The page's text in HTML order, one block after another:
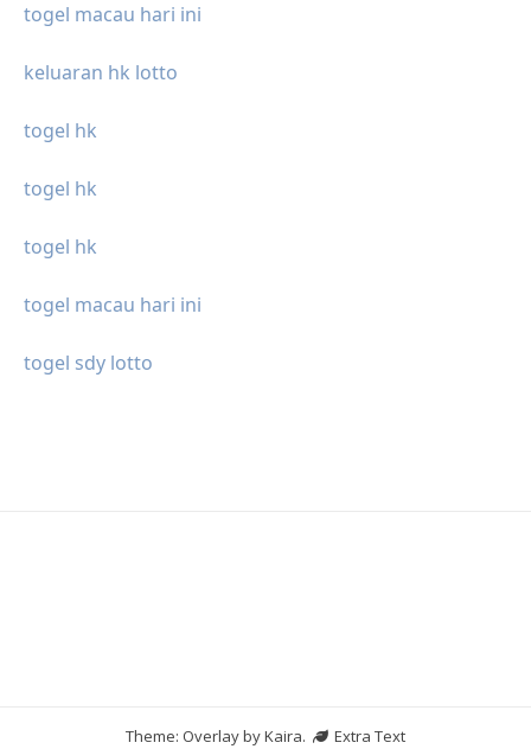
togel macau hari ini
keluaran hk lotto
togel hk
togel hk
togel hk
togel macau hari ini
togel sdy lotto
Theme: Overlay byKaira. Extra Text